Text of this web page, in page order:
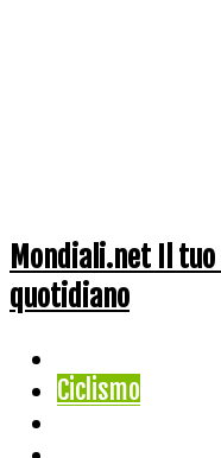
Mondiali.net Il
quotidiano
Ciclismo